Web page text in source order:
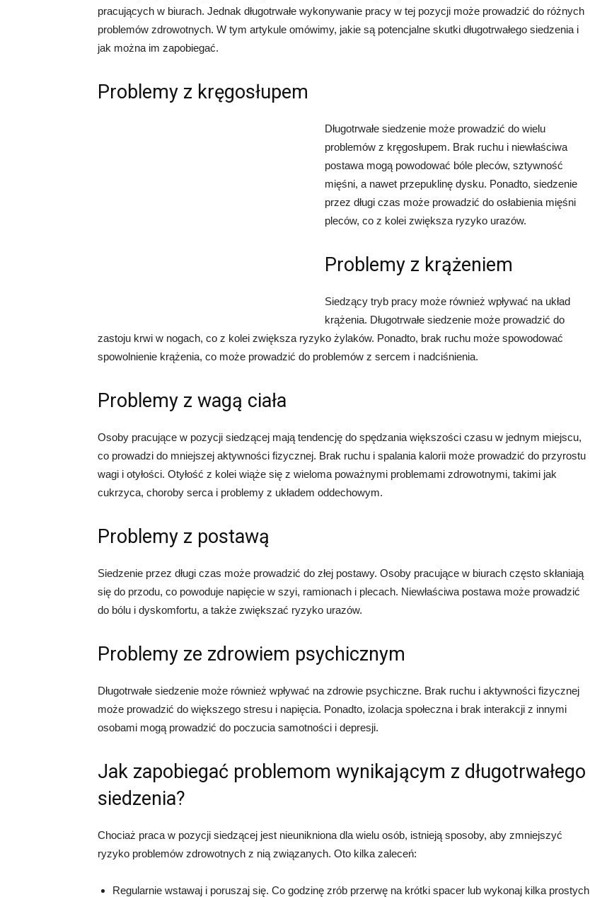
pracujących w biurach. Jednak długotrwałe wykonywanie pracy w tej pozycji może prowadzić do różnych
problemów zdrowotnych. W tym artykule omówimy, jakie są potencjalne skutki długotrwałego siedzenia i
jak można im zapobiegać.
Problemy z kręgosłupem
Długotrwałe siedzenie może prowadzić do wielu
problemów z kręgosłupem. Brak ruchu i niewłaściwa
postawa mogą powodować bóle pleców, sztywność
mięśni, a nawet przepuklinę dysku. Ponadto, siedzenie
przez długi czas może prowadzić do osłabienia mięśni
pleców, co z kolei zwiększa ryzyko urazów.
Problemy z krążeniem
Siedzący tryb pracy może również wpływać na układ
krążenia. Długotrwałe siedzenie może prowadzić do
zastoju krwi w nogach, co z kolei zwiększa ryzyko żylaków. Ponadto, brak ruchu może spowodować
spowolnienie krążenia, co może prowadzić do problemów z sercem i nadciśnienia.
Problemy z wagą ciała
Osoby pracujące w pozycji siedzącej mają tendencję do spędzania większości czasu w jednym miejscu,
co prowadzi do mniejszej aktywności fizycznej. Brak ruchu i spalania kalorii może prowadzić do przyrostu
wagi i otyłości. Otyłość z kolei wiąże się z wieloma poważnymi problemami zdrowotnymi, takimi jak
cukrzyca, choroby serca i problemy z układem oddechowym.
Problemy z postawą
Siedzenie przez długi czas może prowadzić do złej postawy. Osoby pracujące w biurach często skłaniają
się do przodu, co powoduje napięcie w szyi, ramionach i plecach. Niewłaściwa postawa może prowadzić
do bólu i dyskomfortu, a także zwiększać ryzyko urazów.
Problemy ze zdrowiem psychicznym
Długotrwałe siedzenie może również wpływać na zdrowie psychiczne. Brak ruchu i aktywności fizycznej
może prowadzić do większego stresu i napięcia. Ponadto, izolacja społeczna i brak interakcji z innymi
osobami mogą prowadzić do poczucia samotności i depresji.
Jak zapobiegać problemom wynikającym z długotrwałego
siedzenia?
Chociaż praca w pozycji siedzącej jest nieunikniona dla wielu osób, istnieją sposoby, aby zmniejszyć
ryzyko problemów zdrowotnych z nią związanych. Oto kilka zaleceń:
Regularnie wstawaj i poruszaj się. Co godzinę zrób przerwę na krótki spacer lub wykonaj kilka prostych